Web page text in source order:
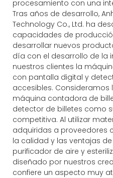
procesamiento con una
Tras años de desarrollo,
Technology Co., Ltd. ha
capacidades de
desarrollar nuevos
día con el desarrollo de la
nuestros clientes la
con pantalla digital y
accesibles.
máquina contadora de
detector de billetes como
competitiva. Al utilizar
adquiridas a proveedores
la calidad y las ventajas
purificador de aire y
diseñado por nuestros
confiere un aspecto muy